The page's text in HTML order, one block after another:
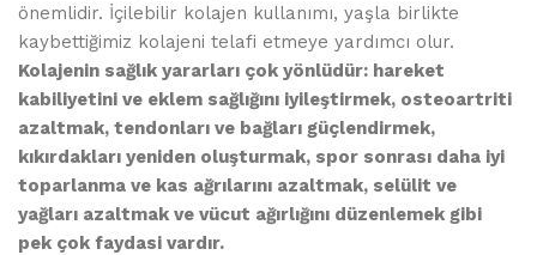
önemlidir. İçilebilir kolajen kullanımı, yaşla birlikte
kaybettiğimiz kolajeni telafi etmeye yardımcı olur.
Kolajenin sağlık yararları çok yönlüdür: hareket
kabiliyetini ve eklem sağlığını iyileştirmek, osteoartriti
azaltmak, tendonları ve bağları güçlendirmek,
kıkırdakları yeniden oluşturmak, spor sonrası daha iyi
toparlanma ve kas ağrılarını azaltmak, selülit ve
yağları azaltmak ve vücut ağırlığını düzenlemek gibi
pek çok faydasi vardır.